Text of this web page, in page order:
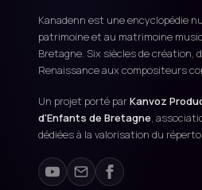
Kanadenn est une encyclopédie
patrimoine et au matrimoine
Bretagne. Six siècles de création,
Renaissance aux compositeurs
Un projet porté parKanvoz
d'Enfants de Bretagne,
dédiées à la valorisation du